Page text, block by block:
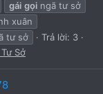
gái gọi ngã tư sở
xuân
tư sở
Trả lời: 3
Sở